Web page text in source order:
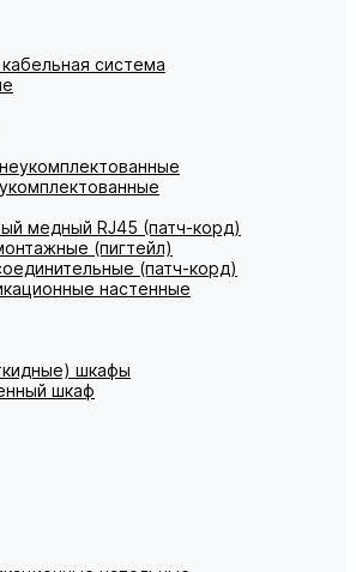
система
медный RJ45 (патч-корд)
(пигтейл)
(патч-корд)
настенные
шкафы
шкаф